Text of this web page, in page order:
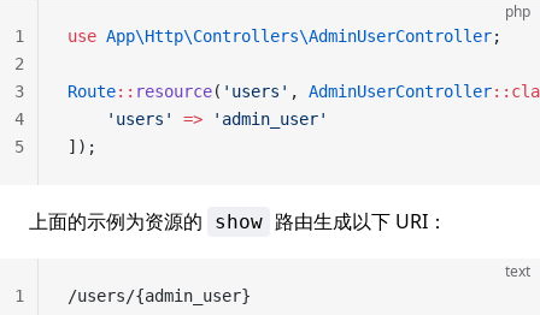
php
use App\Http\Controllers\AdminUserController;
Route:: resource( 'users' , AdminUserController
    'users'
=> 'admin_user'
]);
1
2
3
4
5
上面的示例为资源的 show 路由生成以下 URI：
text
/users/{admin_user}
1